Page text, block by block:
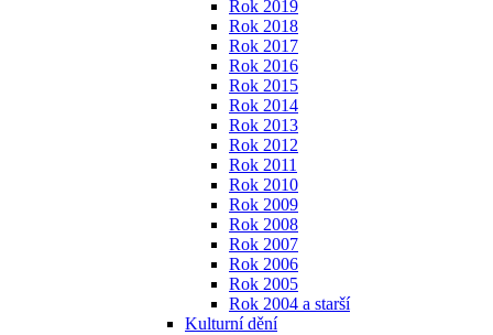
Rok 2019
Rok 2018
Rok 2017
Rok 2016
Rok 2015
Rok 2014
Rok 2013
Rok 2012
Rok 2011
Rok 2010
Rok 2009
Rok 2008
Rok 2007
Rok 2006
Rok 2005
Rok 2004 a starší
Kulturní dění